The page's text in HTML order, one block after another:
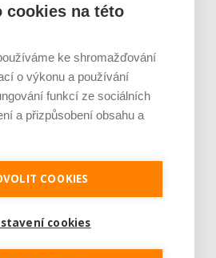
hned
si čerstvé
tinktury je
Vychladlý
na léčbu
cookies na této
ke shromažďování
o výkonu a používání
funkcí ze sociálních
a přizpůsobení obsahu a
COOKIES
cookies